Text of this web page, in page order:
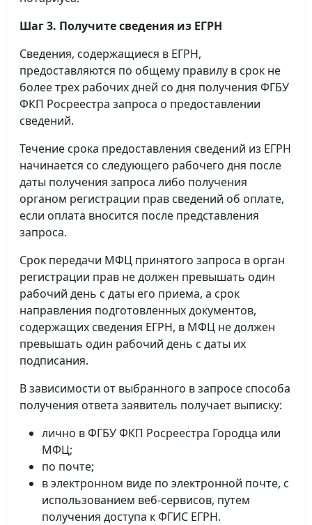
Шаг 3. Получите сведения из ЕГРН
Сведения, содержащиеся в ЕГРН,
предоставляются по общему правилу в срок не
более трех рабочих дней со дня получения ФГБУ
ФКП Росреестра запроса о предоставлении
сведений.
Течение срока предоставления сведений из ЕГРН
начинается со следующего рабочего дня после
даты получения запроса либо получения
органом регистрации прав сведений об оплате,
если оплата вносится после представления
запроса.
Срок передачи МФЦ принятого запроса в орган
регистрации прав не должен превышать один
рабочий день с даты его приема, а срок
направления подготовленных документов,
содержащих сведения ЕГРН, в МФЦ не должен
превышать один рабочий день с даты их
подписания.
В зависимости от выбранного в запросе способа
получения ответа заявитель получает выписку:
лично в ФГБУ ФКП Росреестра Городца или
МФЦ;
по почте;
в электронном виде по электронной почте, с
использованием веб-сервисов, путем
получения доступа к ФГИС ЕГРН.